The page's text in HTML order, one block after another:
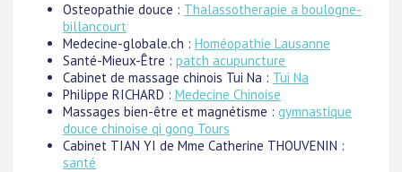
Osteopathie douce : Thalassotherapie a boulogne-
billancourt
Medecine-globale.ch : Homéopathie Lausanne
Santé-Mieux-Être : patch acupuncture
Cabinet de massage chinois Tui Na : Tui Na
Philippe RICHARD : Medecine Chinoise
Massages bien-être et magnétisme : gymnastique
douce chinoise qi gong Tours
Cabinet TIAN YI de Mme Catherine THOUVENIN :
santé